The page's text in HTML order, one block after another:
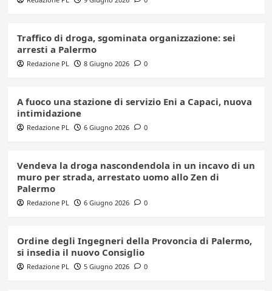
Traffico di droga, sgominata organizzazione: sei
arresti a Palermo
Redazione PL 8 Giugno 2026 0
A fuoco una stazione di servizio Eni a Capaci, nuova
intimidazione
Redazione PL 6 Giugno 2026 0
Vendeva la droga nascondendola in un incavo di un
muro per strada, arrestato uomo allo Zen di
Palermo
Redazione PL 6 Giugno 2026 0
Ordine degli Ingegneri della Provoncia di Palermo,
si insedia il nuovo Consiglio
Redazione PL 5 Giugno 2026 0